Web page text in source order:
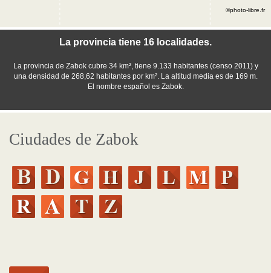
La provincia tiene 16 localidades.
La provincia de Zabok cubre 34 km², tiene 9.133 habitantes (censo 2011) y
una densidad de 268,62 habitantes por km². La altitud media es de 169 m.
El nombre español es Zabok.
©photo-libre.fr
Ciudades de Zabok